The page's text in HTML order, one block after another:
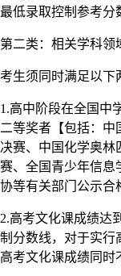
最低录取控制参考分
第二类：相关学科领
考生须同时满足以下
1.高中阶段在全国中
二等奖者【包括：中
决赛、中国化学奥林
赛、全国青少年信息
协等有关部门公示合
2.高考文化课成绩达
制分数线，对于实行
高考文化课成绩同时